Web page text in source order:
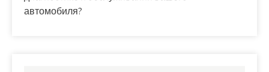
автомобиля?